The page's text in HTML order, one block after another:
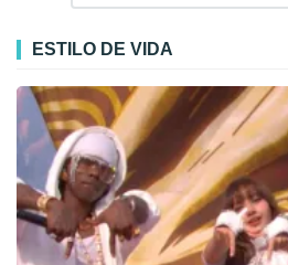
ESTILO DE VIDA